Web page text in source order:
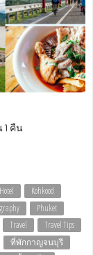
1 คืน
Hotel
Kohkood
Phuket
Travel
Travel Tips
ที่พักกาญจนบุรี